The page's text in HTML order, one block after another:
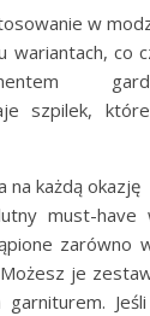
w
wariantach, co
szpilek,
na każdą okazję
must-have
zarówno
je
garniturem.